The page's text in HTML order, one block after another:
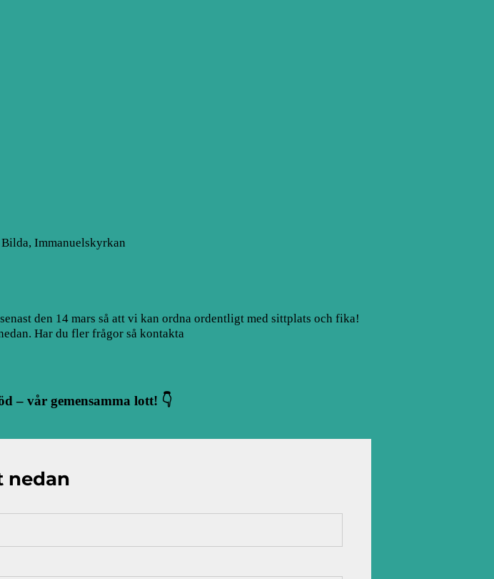
, Immanuelskyrkan
den 14 mars så att vi kan ordna ordentligt med sittplats och fika!
Har du fler frågor så kontakta
– vår gemensamma lott! 👇
nedan